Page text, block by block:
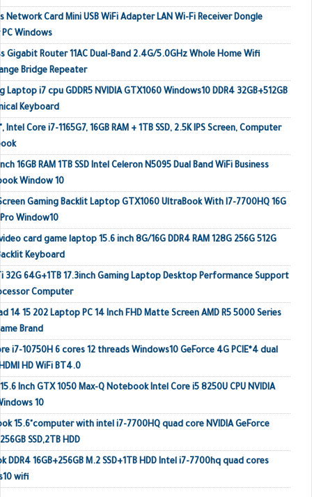
Network Card Mini USB WiFi Adapter LAN Wi-Fi Receiver Dongle
Windows
Gigabit Router 11AC Dual-Band 2.4G/5.0GHz Whole Home Wifi
Bridge Repeater
Laptop i7 cpu GDDR5 NVIDIA GTX1060 Windows10 DDR4 32GB+512GB
Keyboard
Core i7-1165G7, 16GB RAM + 1TB SSD, 2.5K IPS Screen, Computer
16GB RAM 1TB SSD Intel Celeron N5095 Dual Band WiFi Business
Window 10
Gaming Backlit Laptop GTX1060 UltraBook With I7-7700HQ 16G
Pro Window10
card game laptop 15.6 inch 8G/16G DDR4 RAM 128G 256G 512G
Keyboard
32G 64G+1TB 17.3inch Gaming Laptop Desktop Performance Support
Computer
14 15 202 Laptop PC 14 Inch FHD Matte Screen AMD R5 5000 Series
Brand
i7-10750H 6 cores 12 threads Windows10 GeForce 4G PCIE*4 dual
HD WiFi BT4.0
Inch GTX 1050 Max-Q Notebook Intel Core i5 8250U CPU NVIDIA
10
15.6"computer with intel i7-7700HQ quad core NVIDIA GeForce
SSD,2TB HDD
DDR4 16GB+256GB M.2 SSD+1TB HDD Intel i7-7700hq quad cores
wifi